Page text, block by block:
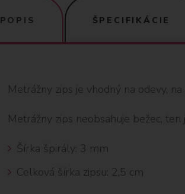
POPIS ŠPECIFIKÁCIE
Metrážny zips je vhodný na odevy,
Metrážny zips neobsahuje bežec,
Šírka špirály: 3 mm
Celková šírka zipsu: 2,5 cm